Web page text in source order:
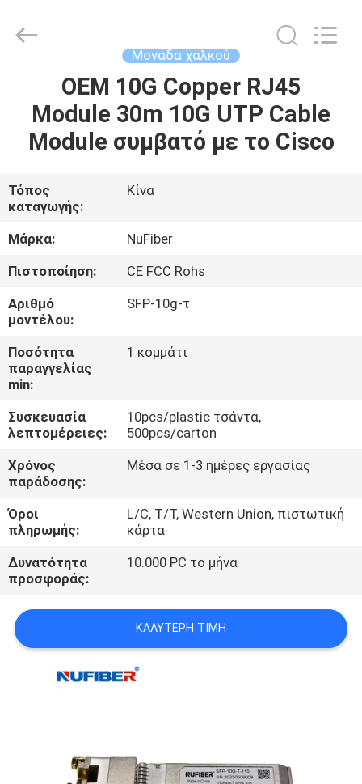
ΠΡΟΪΌΝΤΑ
ΠΕΡΊΠΟΥ
ΕΜΕΊΣ
ΓΎΡΟΣ
ΕΡΓΟΣΤΑΣΊΩΝ
ΠΟΙΟΤΙΚΌΣ
ΈΛΕΓΧΟΣ
ΜΑΣ
ΕΛΆΤΕ
ΣΕ
ΕΠΑΦΉ
ΜΕ
ΕΙΔΉΣΕΙΣ
ΖΗΤΉΣΤΕ
Rights
Μονάδα χαλκού
OEM 10G Copper RJ45
Module 30m 10G UTP Cable
Module συμβατό με το Cisco
Τόπος
καταγωγής:
Κίνα
Μάρκα:
NuFiber
Πιστοποίηση:
CE FCC Rohs
Αριθμό
μοντέλου:
SFP-10g-τ
Ποσότητα
παραγγελίας
min:
1 κομμάτι
Συσκευασία
λεπτομέρειες:
10pcs/plastic τσάντα,
500pcs/carton
Χρόνος
παράδοσης:
Μέσα σε 1-3 ημέρες εργασίας
Όροι
πληρωμής:
L/C, T/T, Western Union, πιστωτική
κάρτα
Δυνατότητα
προσφοράς:
10.000 PC το μήνα
ΚΑΛΎΤΕΡΗ ΤΙΜΉ